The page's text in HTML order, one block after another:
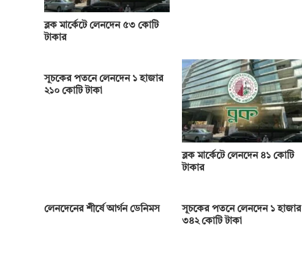
ব্লক মার্কেটে লেনদেন ৫৩ কোটি
টাকার
সূচকের পতনে লেনদেন ১ হাজার
২১০ কোটি টাকা
ব্লক মার্কেটে লেনদেন ৪১ কোটি
টাকার
লেনদেনের শীর্ষে আর্গন ডেনিমস
সূচকের পতনে লেনদেন ১ হাজার
৩৪২ কোটি টাকা